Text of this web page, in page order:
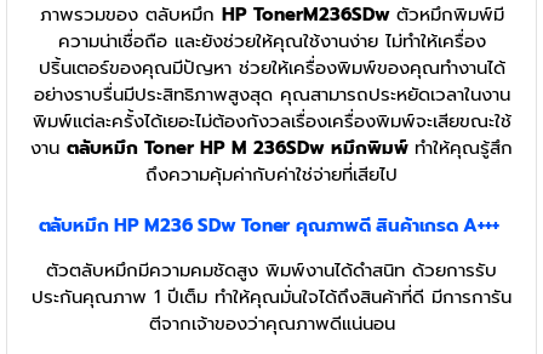
ภาพรวมของ ตลับหมึก HP TonerM236SDw ตัวหมึกพิมพ์มี
ความน่าเชื่อถือ และยังช่วยให้คุณใช้งานง่าย ไม่ทำให้เครื่อง
ปริ้นเตอร์ของคุณมีปัญหา ช่วยให้เครื่องพิมพ์ของคุณทำงานได้
อย่างราบรื่นมีประสิทธิภาพสูงสุด คุณสามารถประหยัดเวลาในงาน
พิมพ์แต่ละครั้งได้เยอะไม่ต้องกังวลเรื่องเครื่องพิมพ์จะเสียขณะใช้
งาน ตลับหมึก Toner HP M 236SDw หมึกพิมพ์ ทำให้คุณรู้สึก
ถึงความคุ้มค่ากับค่าใช่จ่ายที่เสียไป
ตลับหมึก HP M236 SDw Tonerคุณภาพดี สินค้าเกรด A+++
ตัวตลับหมึกมีความคมชัดสูง พิมพ์งานได้ดำสนิท ด้วยการรับ
ประกันคุณภาพ 1 ปีเต็ม ทำให้คุณมั่นใจได้ถึงสินค้าที่ดี มีการการัน
ตีจากเจ้าของว่าคุณภาพดีแน่นอน